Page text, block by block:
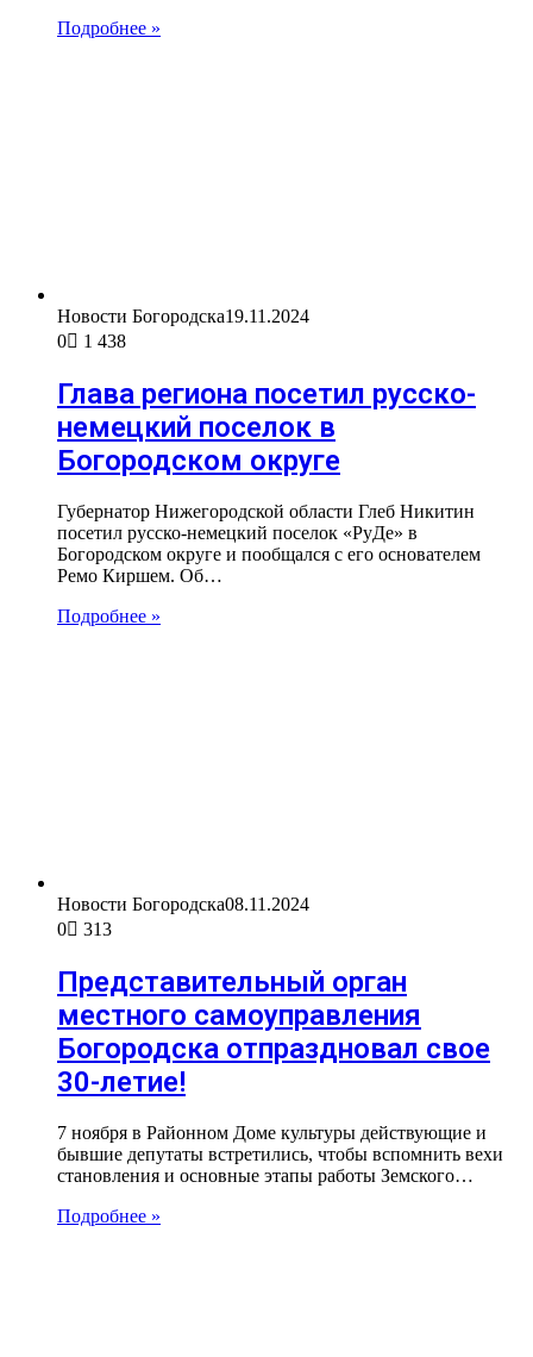
Подробнее »
Новости Богородска19.11.2024
0
1 438
Глава региона посетил русско-
немецкий поселок в
Богородском округе
Губернатор Нижегородской области Глеб Никитин
посетил русско-немецкий поселок «РуДе» в
Богородском округе и пообщался с его основателем
Ремо Киршем. Об…
Подробнее »
Новости Богородска08.11.2024
0
313
Представительный орган
местного самоуправления
Богородска отпраздновал свое
30-летие!
7 ноября в Районном Доме культуры действующие и
бывшие депутаты встретились, чтобы вспомнить вехи
становления и основные этапы работы Земского…
Подробнее »